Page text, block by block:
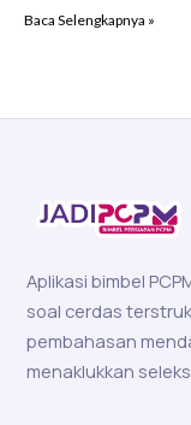
Baca Selengkapnya »
Aplikasi bimbel
soal cerdas
pembahasan
menaklukkan